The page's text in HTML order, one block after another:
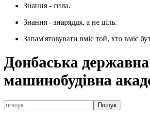
Знання - сила.
Знання - знаряддя, а не ціль.
Запам'ятовувати вміє той, хто вміє
Донбаська державна
машинобудівна